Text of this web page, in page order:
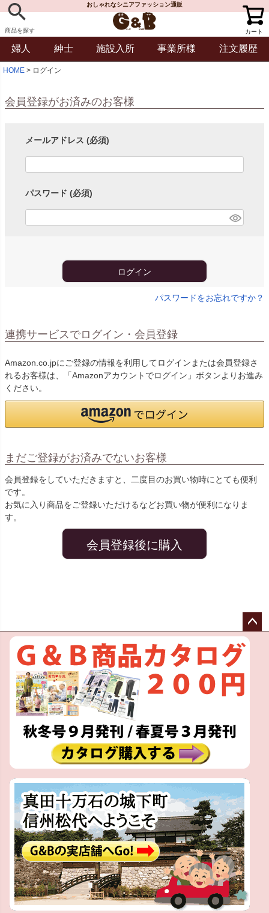
商品を探す
おしゃれなシニアファッション通販
カート
婦人 紳士 施設入所 事業所様 注文履歴
HOME ログイン
会員登録がお済みのお客様
メールアドレス (必須)
パスワード (必須)
ログイン
パスワードをお忘れですか？
連携サービスでログイン・会員登録
Amazon.co.jpにご登録の情報を利用してログインまたは会員登録さ
れるお客様は、「Amazonアカウントでログイン」ボタンよりお進み
ください。
まだご登録がお済みでないお客様
会員登録をしていただきますと、二度目のお買い物時にとても便利
です。
お気に入り商品をご登録いただけるなどお買い物が便利になりま
す。
会員登録後に購入
ペー
へ